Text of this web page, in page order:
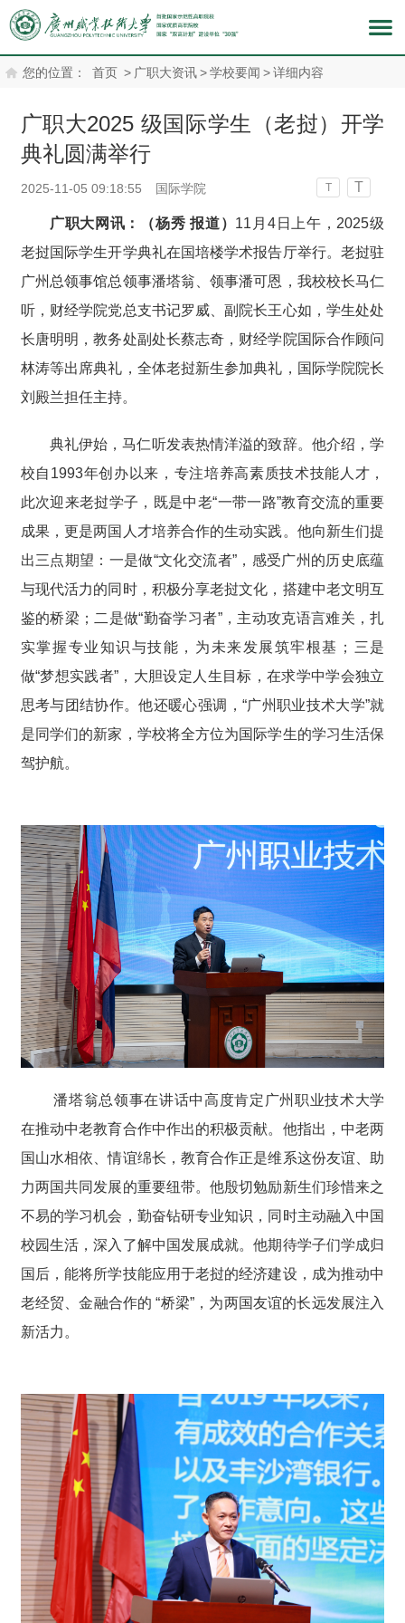
您的位置： 首页 > 广职大资讯>学校要闻 >详细内容
广职大2025 级国际学生（老挝）开学
典礼圆满举行
2025-11-05 09:18:55 国际学院 T T
广职大网讯：（杨秀 报道） 11月4日上午，2025级
老挝国际学生开学典礼在国培楼学术报告厅举行。老挝驻
广州总领事馆总领事潘塔翁、领事潘可恩，我校校长马仁
听，财经学院党总支书记罗威、副院长王心如，学生处处
长唐明明，教务处副处长蔡志奇，财经学院国际合作顾问
林涛等出席典礼，全体老挝新生参加典礼，国际学院院长
刘殿兰担任主持。
典礼伊始，马仁听发表热情洋溢的致辞。他介绍，学
校自1993年创办以来，专注培养高素质技术技能人才，
此次迎来老挝学子，既是中老“一带一路”教育交流的重要
成果，更是两国人才培养合作的生动实践。他向新生们提
出三点期望：一是做“文化交流者”，感受广州的历史底蕴
与现代活力的同时，积极分享老挝文化，搭建中老文明互
鉴的桥梁；二是做“勤奋学习者”，主动攻克语言难关，扎
实掌握专业知识与技能，为未来发展筑牢根基；三是
做“梦想实践者”，大胆设定人生目标，在求学中学会独立
思考与团结协作。他还暖心强调，“广州职业技术大学”就
是同学们的新家，学校将全方位为国际学生的学习生活保
驾护航。
潘塔翁总领事在讲话中高度肯定广州职业技术大学
在推动中老教育合作中作出的积极贡献。他指出，中老两
国山水相依、情谊绵长，教育合作正是维系这份友谊、助
力两国共同发展的重要纽带。他殷切勉励新生们珍惜来之
不易的学习机会，勤奋钻研专业知识，同时主动融入中国
校园生活，深入了解中国发展成就。他期待学子们学成归
国后，能将所学技能应用于老挝的经济建设，成为推动中
老经贸、金融合作的 “桥梁”，为两国友谊的长远发展注入
新活力。